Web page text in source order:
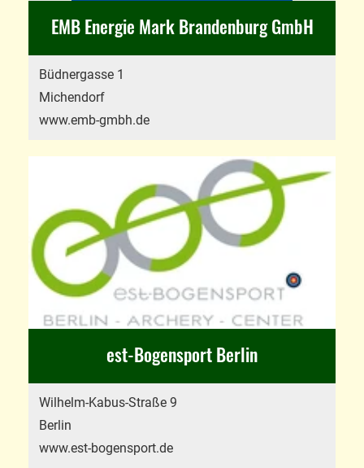
EMB Energie Mark Brandenburg GmbH
Büdnergasse 1
Michendorf
www.emb-gmbh.de
est-Bogensport Berlin
Wilhelm-Kabus-Straße 9
Berlin
www.est-bogensport.de